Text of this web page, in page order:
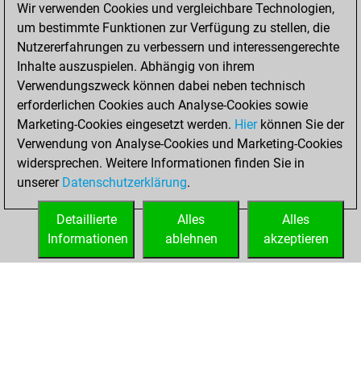
You achieved a
new Elo of 1503
your Studies account
Studies
Mittwoch,
Dezember 27,
2023
You created
your Fritz account
Wir verwenden Cookies und vergleichbare Technologien,
um bestimmte Funktionen zur Verfügung zu stellen, die
Nutzererfahrungen zu verbessern und interessengerechte
Inhalte auszuspielen. Abhängig von ihrem
Verwendungszweck können dabei neben technisch
erforderlichen Cookies auch Analyse-Cookies sowie
Marketing-Cookies eingesetzt werden. Hierkönnen Sie der
Verwendung von Analyse-Cookies und Marketing-Cookies
widersprechen. Weitere Informationen finden Sie in
unserer Datenschutzerklärung.
Alles
akzeptieren
Alles
ablehnen
Detaillierte
Informationen